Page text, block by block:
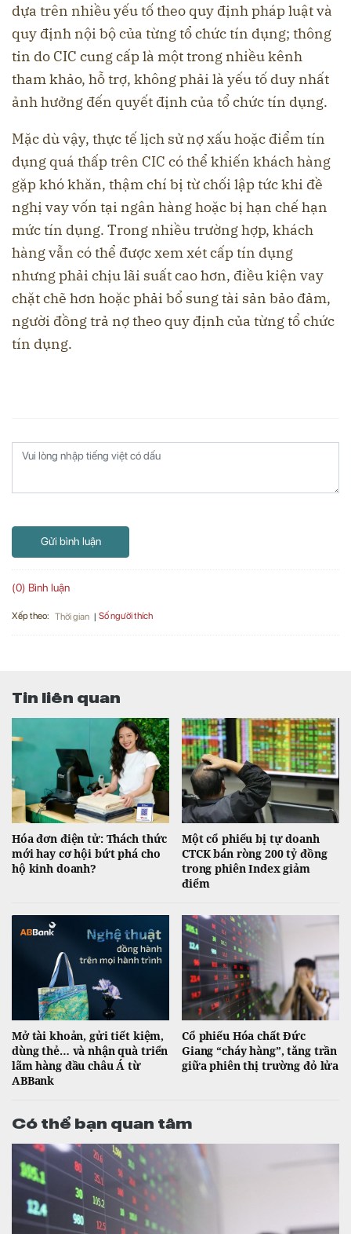
dựa trên nhiều yếu tố theo quy định pháp luật và
quy định nội bộ của từng tổ chức tín dụng; thông
tin do CIC cung cấp là một trong nhiều kênh
tham khảo, hỗ trợ, không phải là yếu tố duy nhất
ảnh hưởng đến quyết định của tổ chức tín dụng.
Mặc dù vậy, thực tế lịch sử nợ xấu hoặc điểm tín
dụng quá thấp trên CIC có thể khiến khách hàng
gặp khó khăn, thậm chí bị từ chối lập tức khi đề
nghị vay vốn tại ngân hàng hoặc bị hạn chế hạn
mức tín dụng. Trong nhiều trường hợp, khách
hàng vẫn có thể được xem xét cấp tín dụng
nhưng phải chịu lãi suất cao hơn, điều kiện vay
chặt chẽ hơn hoặc phải bổ sung tài sản bảo đảm,
người đồng trả nợ theo quy định của từng tổ chức
tín dụng.
Gửi bình luận
(0) Bình luận
Xếp theo: Thời gian Số người thích
Tin liên quan
Hóa đơn điện tử: Thách thức
mới hay cơ hội bứt phá cho
hộ kinh doanh?
Một cổ phiếu bị tự doanh
CTCK bán ròng 200 tỷ đồng
trong phiên Index giảm
điểm
Mở tài khoản, gửi tiết kiệm,
dùng thẻ… và nhận quà triển
lãm hàng đầu châu Á từ
ABBank
Cổ phiếu Hóa chất Đức
Giang “cháy hàng”, tăng trần
giữa phiên thị trường đỏ lửa
Có thể bạn quan tâm